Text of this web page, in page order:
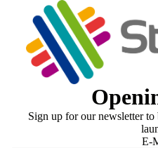
Sign up for our newsletter
E-